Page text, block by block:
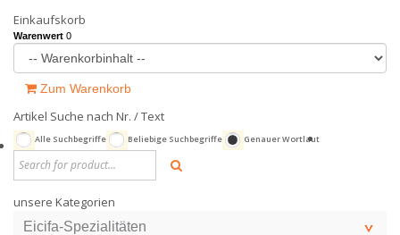
Einkaufskorb
Warenwert 0
Zum Warenkorb
Artikel Suche nach Nr. / Text
Alle Suchbegriffe Beliebige Suchbegriffe Genauer Wortlaut
unsere Kategorien
Eicifa-Spezialitäten